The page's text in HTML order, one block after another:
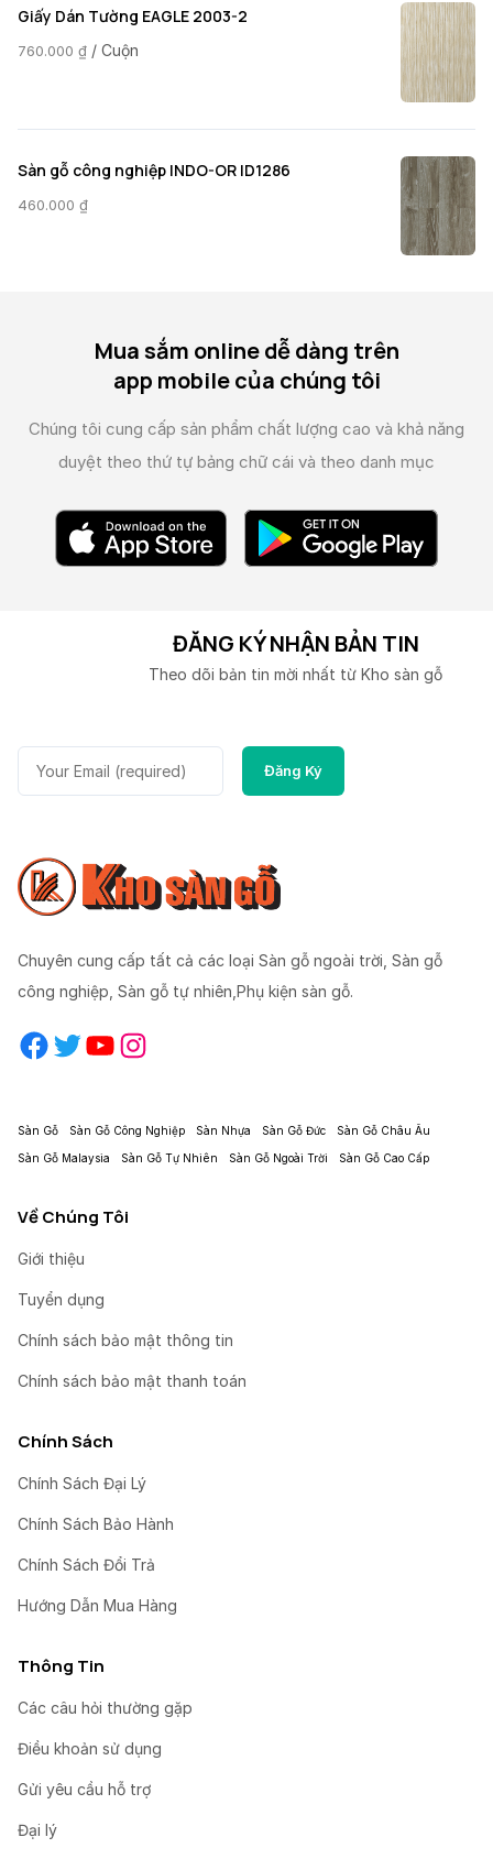
Giấy Dán Tường EAGLE 2003-2
760.000 ₫ / Cuộn
Sàn gỗ công nghiệp INDO-OR ID1286
460.000 ₫
Mua sắm online dễ dàng trên
app mobile của chúng tôi
Chúng tôi cung cấp sản phẩm chất lượng cao và khả năng
duyệt theo thứ tự bảng chữ cái và theo danh mục
ĐĂNG KÝ NHẬN BẢN TIN
Theo dõi bản tin mời nhất từ Kho sàn gỗ
Chuyên cung cấp tất cả các loại Sàn gỗ ngoài trời, Sàn gỗ
công nghiệp, Sàn gỗ tự nhiên,Phụ kiện sàn gỗ.
Facebook Twitter YouTube Instagram
Sàn Gỗ Sàn Gỗ Công Nghiệp Sàn Nhựa Sàn Gỗ Đức Sàn Gỗ Châu Âu
Sàn Gỗ Malaysia Sàn Gỗ Tự Nhiên Sàn Gỗ Ngoài Trời Sàn Gỗ Cao Cấp
Về Chúng Tôi
Giới thiệu
Tuyển dụng
Chính sách bảo mật thông tin
Chính sách bảo mật thanh toán
Chính Sách
Chính Sách Đại Lý
Chính Sách Bảo Hành
Chính Sách Đổi Trả
Hướng Dẫn Mua Hàng
Thông Tin
Các câu hỏi thường gặp
Điều khoản sử dụng
Gửi yêu cầu hỗ trợ
Đại lý